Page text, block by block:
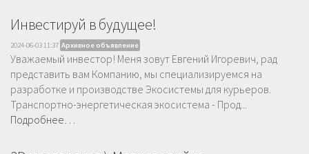
Инвестируй в будущее!
2024-06-03 11:37 Архивное объявление
Уважаемый инвестор! Меня зовут Евгений Игоревич, рад
представить вам Компанию, мы специализируемся на
разработке и производстве Экосистемы для курьеров.
Транспортно-энергетическая экосистема - Прод...
Подробнее…